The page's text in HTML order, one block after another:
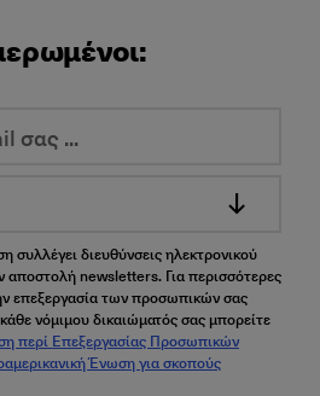
συλλέγει διευθύνσεις ηλεκτρονικού
αποστολή newsletters. Για περισσότερες
επεξεργασία των προσωπικών σας
νόμιμου δικαιώματός σας μπορείτε
περί Επεξεργασίας Προσωπικών
Ένωση για σκοπούς